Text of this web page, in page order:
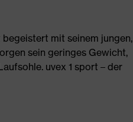
mit seinem jungen,
sein geringes Gewicht,
uvex 1 sport – der